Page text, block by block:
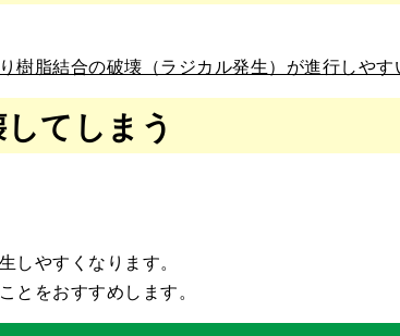
樹脂結合の破壊（ラジカル発生）が進行しやす
てしまう
やすくなります。
をおすすめします。